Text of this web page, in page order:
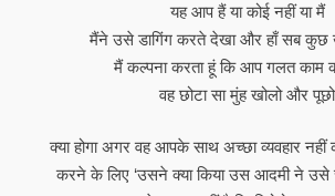
यह आप हैं या कोई नहीं या मैं
मैंने उसे डागिंग करते देखा और हाँ सब कुछ
मैं कल्पना करता हूं कि आप गलत काम
वह छोटा सा मुंह खोलो और पूछो
क्या होगा अगर वह आपके साथ अच्छा व्यवहार नहीं
करने के लिए ‘उसने क्या किया उस आदमी ने उसे